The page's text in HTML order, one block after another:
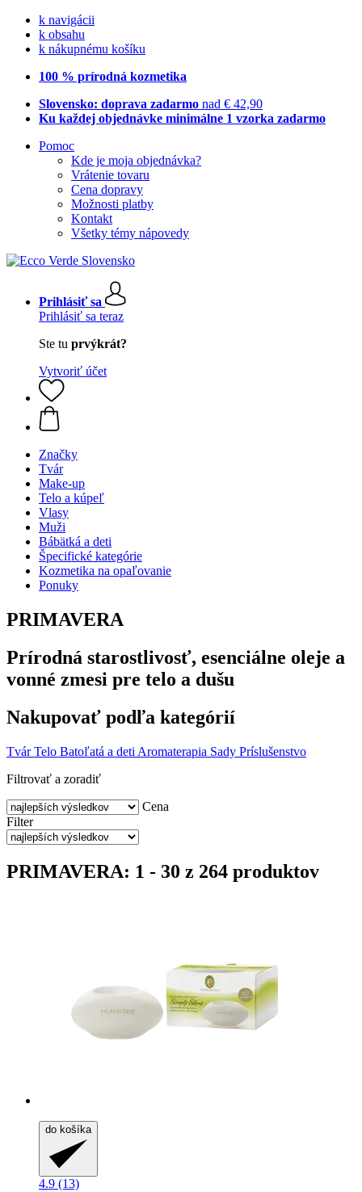
k navigácii
k obsahu
k nákupnému košíku
100 % prírodná kozmetika
Slovensko: doprava zadarmo nad € 42,90
Ku každej objednávke minimálne 1 vzorka zadarmo
Pomoc
Kde je moja objednávka?
Vrátenie tovaru
Cena dopravy
Možnosti platby
Kontakt
Všetky témy nápovedy
Prihlásiť sa
Prihlásiť sa teraz
Ste tu prvýkrát?
Vytvoriť účet
Značky
Tvár
Make-up
Telo a kúpeľ
Vlasy
Muži
Bábätká a deti
Špecifické kategórie
Kozmetika na opaľovanie
Ponuky
PRIMAVERA
Prírodná starostlivosť, esenciálne oleje a
vonné zmesi pre telo a dušu
Nakupovať podľa kategórií
Tvár Telo Batoľatá a deti Aromaterapia Sady Príslušenstvo
Filtrovať a zoradiť
Cena
Filter
PRIMAVERA: 1 - 30 z 264 produktov
do košíka
4.9 (13)